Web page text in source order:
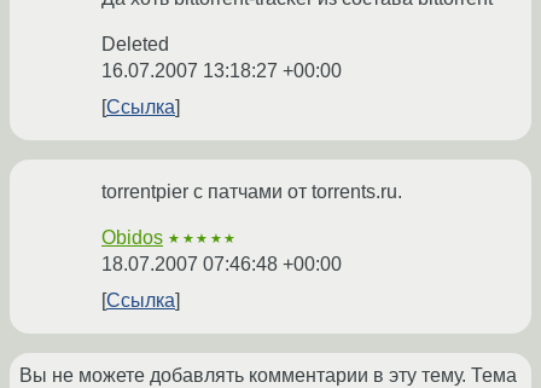
Deleted
16.07.2007 13:18:27 +00:00
Ссылка
torrentpier с патчами от torrents.ru.
Obidos ★★★★★
18.07.2007 07:46:48 +00:00
Ссылка
Вы не можете добавлять комментарии в эту тему. Тема